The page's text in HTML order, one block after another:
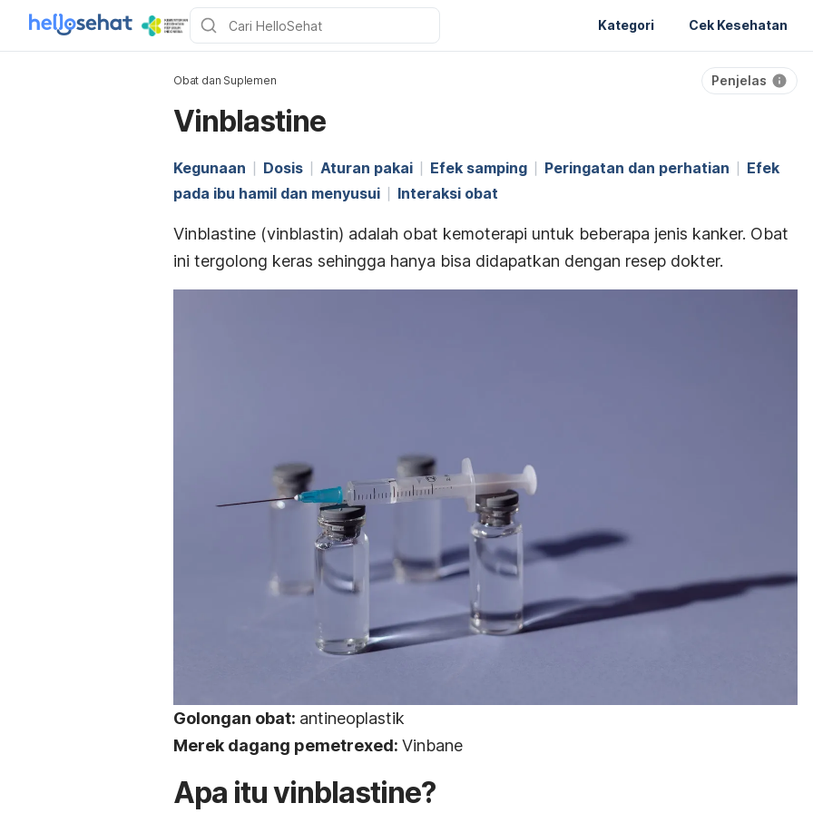
Kategori Cek Kesehatan
Obat dan Suplemen Penjelas
Vinblastine
Kegunaan Dosis Aturan pakai Efek samping Peringatan dan perhatian
Efek
pada ibu hamil dan menyusui
Interaksi obat
Vinblastine (vinblastin) adalah obat kemoterapi untuk beberapa jenis kanker. Obat
ini tergolong keras sehingga hanya bisa didapatkan dengan resep dokter.
Golongan obat: antineoplastik
Merek dagang pemetrexed: Vinbane
Apa ituvinblastine?